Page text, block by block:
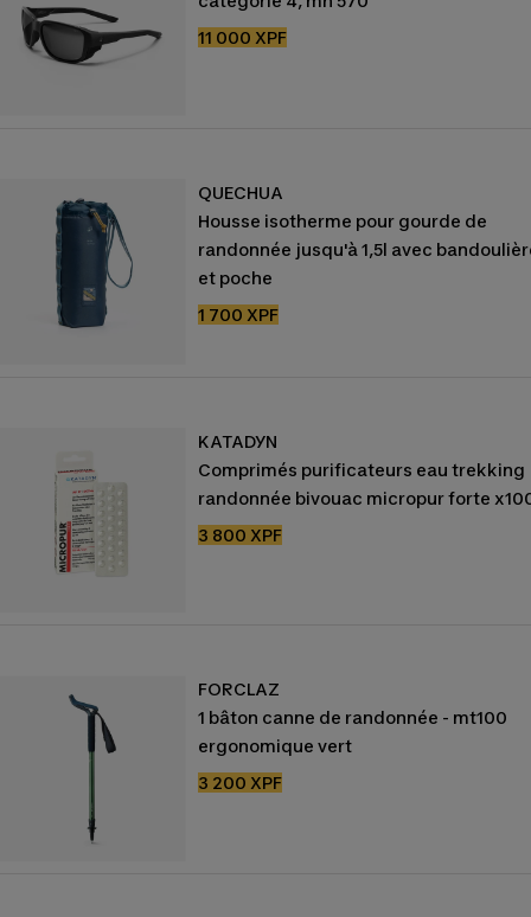
Prix
11 000 XPF
QUECHUA
Housse isotherme pour gourde de
randonnée jusqu'à 1,5l avec
et poche
Prix
1 700 XPF
KATADYN
Comprimés purificateurs eau trekking
randonnée bivouac micropur forte
Prix
3 800 XPF
FORCLAZ
1 bâton canne de randonnée - mt100
ergonomique vert
Prix
3 200 XPF